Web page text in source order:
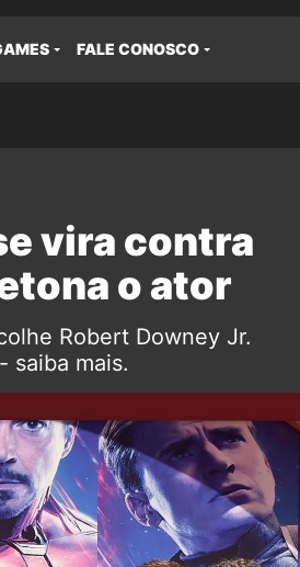
FALE CONOSCO
vira contra
o ator
Robert Downey Jr.
saiba mais.